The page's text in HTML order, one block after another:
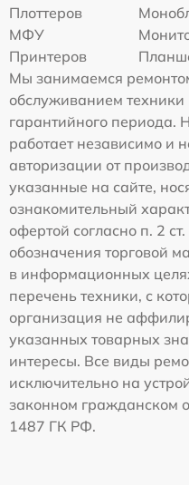
Плоттеров
МФУ
Принтеров
Мы занимаемся
обслуживанием техники
гарантийного периода.
работает независимо и
авторизации от
указанные на сайте,
ознакомительный
офертой согласно п. 2
обозначения торговой
в информационных
перечень техники, с
организация не
указанных товарных
интересы. Все виды
исключительно на
законном гражданском
1487 ГК РФ.